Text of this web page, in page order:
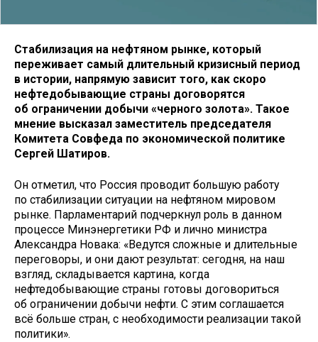
Стабилизация на нефтяном рынке, который
переживает самый длительный кризисный период
в истории, напрямую зависит того, как скоро
нефтедобывающие страны договорятся
об ограничении добычи «черного золота». Такое
мнение высказал заместитель председателя
Комитета Совфеда по экономической политике
Сергей Шатиров.
Он отметил, что Россия проводит большую работу
по стабилизации ситуации на нефтяном мировом
рынке. Парламентарий подчеркнул роль в данном
процессе Минэнергетики РФ и лично министра
Александра Новака: «Ведутся сложные и длительные
переговоры, и они дают результат: сегодня, на наш
взгляд, складывается картина, когда
нефтедобывающие страны готовы договориться
об ограничении добычи нефти. С этим соглашается
всё больше стран, с необходимости реализации такой
политики».